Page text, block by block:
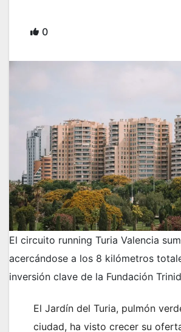
0
El circuito running Turia Valencia
acercándose a los 8 kilómetros
inversión clave de la Fundación
El Jardín del Turia, pulmón
ciudad, ha visto crecer su